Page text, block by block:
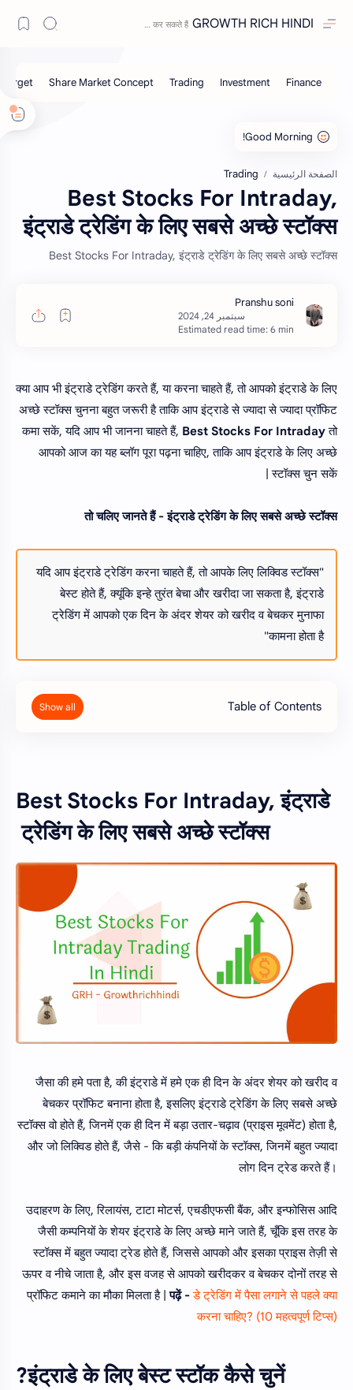
GROWTH RICH HINDI
الصفحة الرئيسية Trading
Best Stocks For Intraday,
इंट्राडे ट्रेडिंग के लिए सबसे अच्छे स्टॉक्स
Best Stocks For Intraday, इंट्राडे ट्रेडिंग के लिए सबसे अच्छे स्टॉक्स
Estimated read time: 6 min
क्या आप भी इंट्राडे ट्रेडिंग करते हैं, या करना चाहते हैं, तो आपको इंट्राडे के लिए
अच्छे स्टॉक्स चुनना बहुत जरूरी है ताकि आप इंट्राडे से ज्यादा से ज्यादा प्रॉफिट
कमा सकें, यदि आप भी जानना चाहते हैं, Best Stocks For Intradayतो
आपको आज का यह ब्लॉग पूरा पढ़ना चाहिए, ताकि आप इंट्राडे के लिए अच्छे
स्टॉक्स चुन सकें |
तो चलिए जानते हैं - इंट्राडे ट्रेडिंग के लिए सबसे अच्छे स्टॉक्स
"यदि आप इंट्राडे ट्रेडिंग करना चाहते हैं, तो आपके लिए लिक्विड स्टॉक्स
बेस्ट होते हैं, क्यूंकि इन्हे तुरंत बेचा और खरीदा जा सकता है, इंट्राडे
ट्रेडिंग में आपको एक दिन के अंदर शेयर को खरीद व बेचकर मुनाफा
कामना होता है"
Table of Contents
Best Stocks For Intraday, इंट्राडे
ट्रेडिंग के लिए सबसे अच्छे स्टॉक्स
जैसा की हमे पता है, की इंट्राडे में हमे एक ही दिन के अंदर शेयर को खरीद व
बेचकर प्रॉफिट बनाना होता है, इसलिए इंट्राडे ट्रेडिंग के लिए सबसे अच्छे
स्टॉक्स वो होते हैं, जिनमें एक ही दिन में बड़ा उतार-चढ़ाव (प्राइस मूवमेंट) होता है,
और जो लिक्विड होते हैं, जैसे - कि बड़ी कंपनियों के स्टॉक्स, जिनमें बहुत ज्यादा
लोग दिन ट्रेड करते हैं।
उदाहरण के लिए, रिलायंस, टाटा मोटर्स, एचडीएफसी बैंक, और इन्फोसिस आदि
जैसी कम्पनियों के शेयर इंट्राडे के लिए अच्छे माने जाते हैं, चूँकि इस तरह के
स्टॉक्स में बहुत ज्यादा ट्रेड होते हैं, जिससे आपको और इसका प्राइस तेज़ी से
ऊपर व नीचे जाता है, और इस वजह से आपको खरीदकर व बेचकर दोनों तरह से
प्रॉफिट कमाने का मौका मिलता है |पढ़ें -डे ट्रेडिंग में पैसा लगाने से पहले क्या
करना चाहिए? (10 महत्वपूर्ण टिप्स)
इंट्राडे के लिए बेस्ट स्टॉक कैसे चुनें?